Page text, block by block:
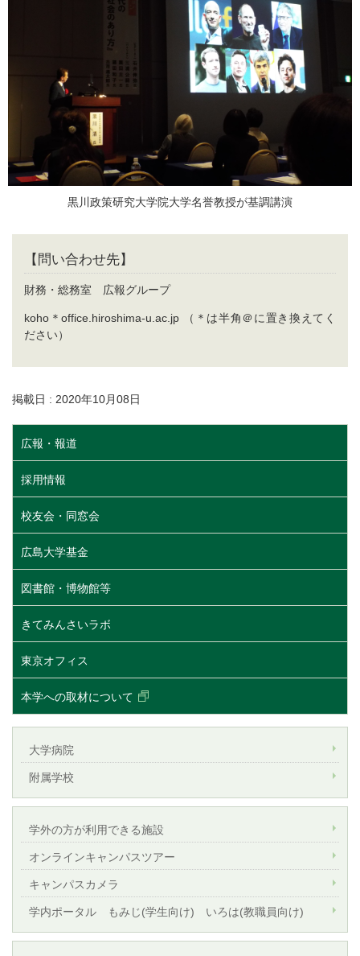
黒川政策研究大学院大学名誉教授が基調講演
【問い合わせ先】
財務・総務室 広報グループ
koho＊office.hiroshima-u.ac.jp （＊は半角＠に置き換えてく
ださい）
掲載日 : 2020年10月08日
広報・報道
採用情報
校友会・同窓会
広島大学基金
図書館・博物館等
きてみんさいラボ
東京オフィス
本学への取材について
大学病院
附属学校
学外の方が利用できる施設
オンラインキャンパスツアー
キャンパスカメラ
学内ポータル もみじ(学生向け) いろは(教職員向け)